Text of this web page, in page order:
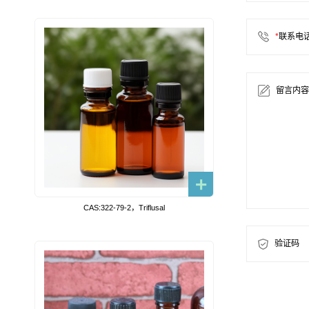
CAS:322-79-2，Triflusal
*联系电
留言内容
验证码